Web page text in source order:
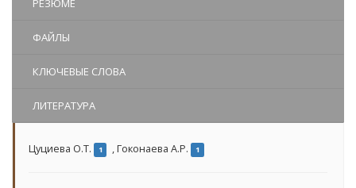
РЕЗЮМЕ
ФАЙЛЫ
КЛЮЧЕВЫЕ СЛОВА
ЛИТЕРАТУРА
Цуциева О.Т. 1 ,Гоконаева А.Р. 1